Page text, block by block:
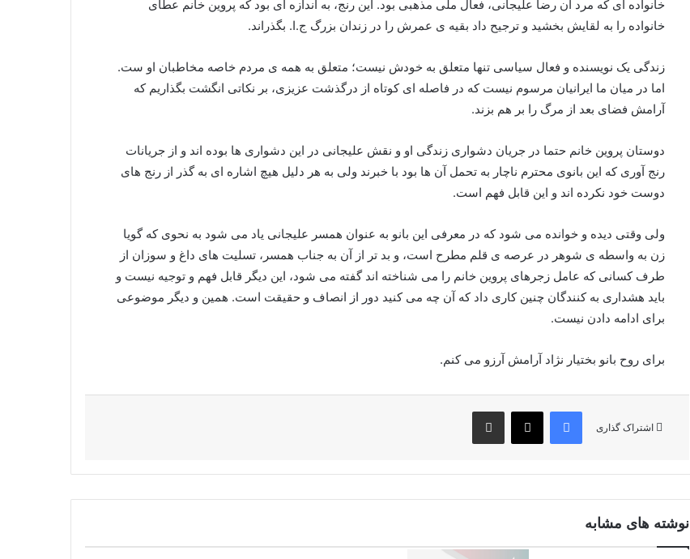
خانواده ای که مرد آن رضا علیجانی، فعال ملی مذهبی بود. این رنج، به اندازه ای بود که پروین خانم عطای
خانواده را به لقایش بخشید و ترجیح داد بقیه ی عمرش را در زندان بزرگ ج.ا. بگذراند.
زندگی یک نویسنده و فعال سیاسی تنها متعلق به خودش نیست؛ متعلق به همه ی مردم خاصه مخاطبان او ست.
اما در میان ما ایرانیان مرسوم نیست که در فاصله ای کوتاه از درگذشت عزیزی، بر نکاتی انگشت بگذاریم که
آرامش فضای بعد از مرگ را بر هم بزند.
دوستان پروین خانم حتما در جریان دشواری زندگی او و نقش علیجانی در این دشواری ها بوده اند و از جریانات
رنج آوری که این بانوی محترم ناچار به تحمل آن ها بود با خبرند ولی به هر دلیل هیچ اشاره ای به گذر از رنج های
دوست خود نکرده اند و این قابل فهم است.
ولی وقتی دیده و خوانده می شود که در معرفی این بانو به عنوان همسر علیجانی یاد می شود به نحوی که گویا
زن به واسطه ی شوهر در عرصه ی قلم مطرح است، و بد تر از آن به جناب همسر، تسلیت های داغ و سوزان از
طرف کسانی که عامل زجرهای پروین خانم را می شناخته اند گفته می شود، این دیگر قابل فهم و توجیه نیست و
باید هشداری به کنندگان چنین کاری داد که آن چه می کنید دور از انصاف و حقیقت است. همین و دیگر موضوعی
برای ادامه دادن نیست.
برای روح بانو بختیار نژاد آرامش آرزو می کنم.
اشتراک گذاری
فیس بوک
نوشته های مشابه